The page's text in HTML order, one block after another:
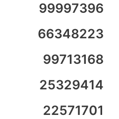
99997396
66348223
99713168
25329414
22571701